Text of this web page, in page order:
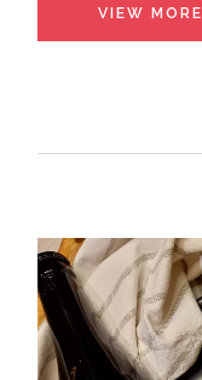
VIEW MORE